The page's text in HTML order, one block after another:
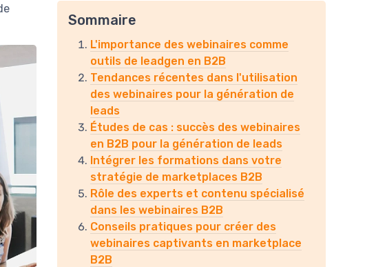
Sommaire
L'importance des webinaires comme
outils de leadgen en B2B
Tendances récentes dans l'utilisation
des webinaires pour la génération de
leads
Études de cas : succès des webinaires
en B2B pour la génération de leads
Intégrer les formations dans votre
stratégie de marketplaces B2B
Rôle des experts et contenu spécialisé
dans les webinaires B2B
Conseils pratiques pour créer des
webinaires captivants en marketplace
B2B